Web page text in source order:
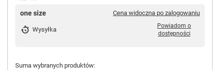
one size Cena widoczna po zalogowaniu
Wysyłka
Powiadom o
dostępności
Suma wybranych produktów: